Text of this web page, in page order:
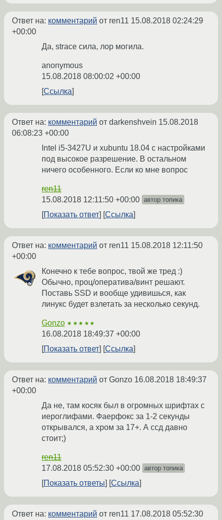
Ответ на: комментарий от ren11 15.08.2018 02:24:29
+00:00
Да, strace сила, лор могила.
anonymous
15.08.2018 08:00:02 +00:00
Ссылка
Ответ на: комментарий от darkenshvein 15.08.2018
06:08:23 +00:00
Intel i5-3427U и xubuntu 18.04 с настройками
под высокое разрешение. В остальном
ничего особенного. Если ко мне вопрос
ren11
15.08.2018 12:11:50 +00:00 автор топика
Показать ответ Ссылка
Ответ на: комментарий от ren11 15.08.2018 12:11:50
+00:00
Конечно к тебе вопрос, твой же тред :)
Обычно, проц/оператива/винт решают.
Поставь SSD и вообще удивишься, как
линукс будет взлетать за несколько секунд.
Gonzo ★★★★★
16.08.2018 18:49:37 +00:00
Показать ответ
Ссылка
Ответ на: комментарий от Gonzo 16.08.2018 18:49:37
+00:00
Да не, там косяк был в огромных шрифтах с
иероглифами. Фаерфокс за 1-2 секунды
открывался, а хром за 17+. А ссд давно
стоит;)
ren11
17.08.2018 05:52:30 +00:00 автор топика
Показать ответы Ссылка
Ответ на: комментарий от ren11 17.08.2018 05:52:30